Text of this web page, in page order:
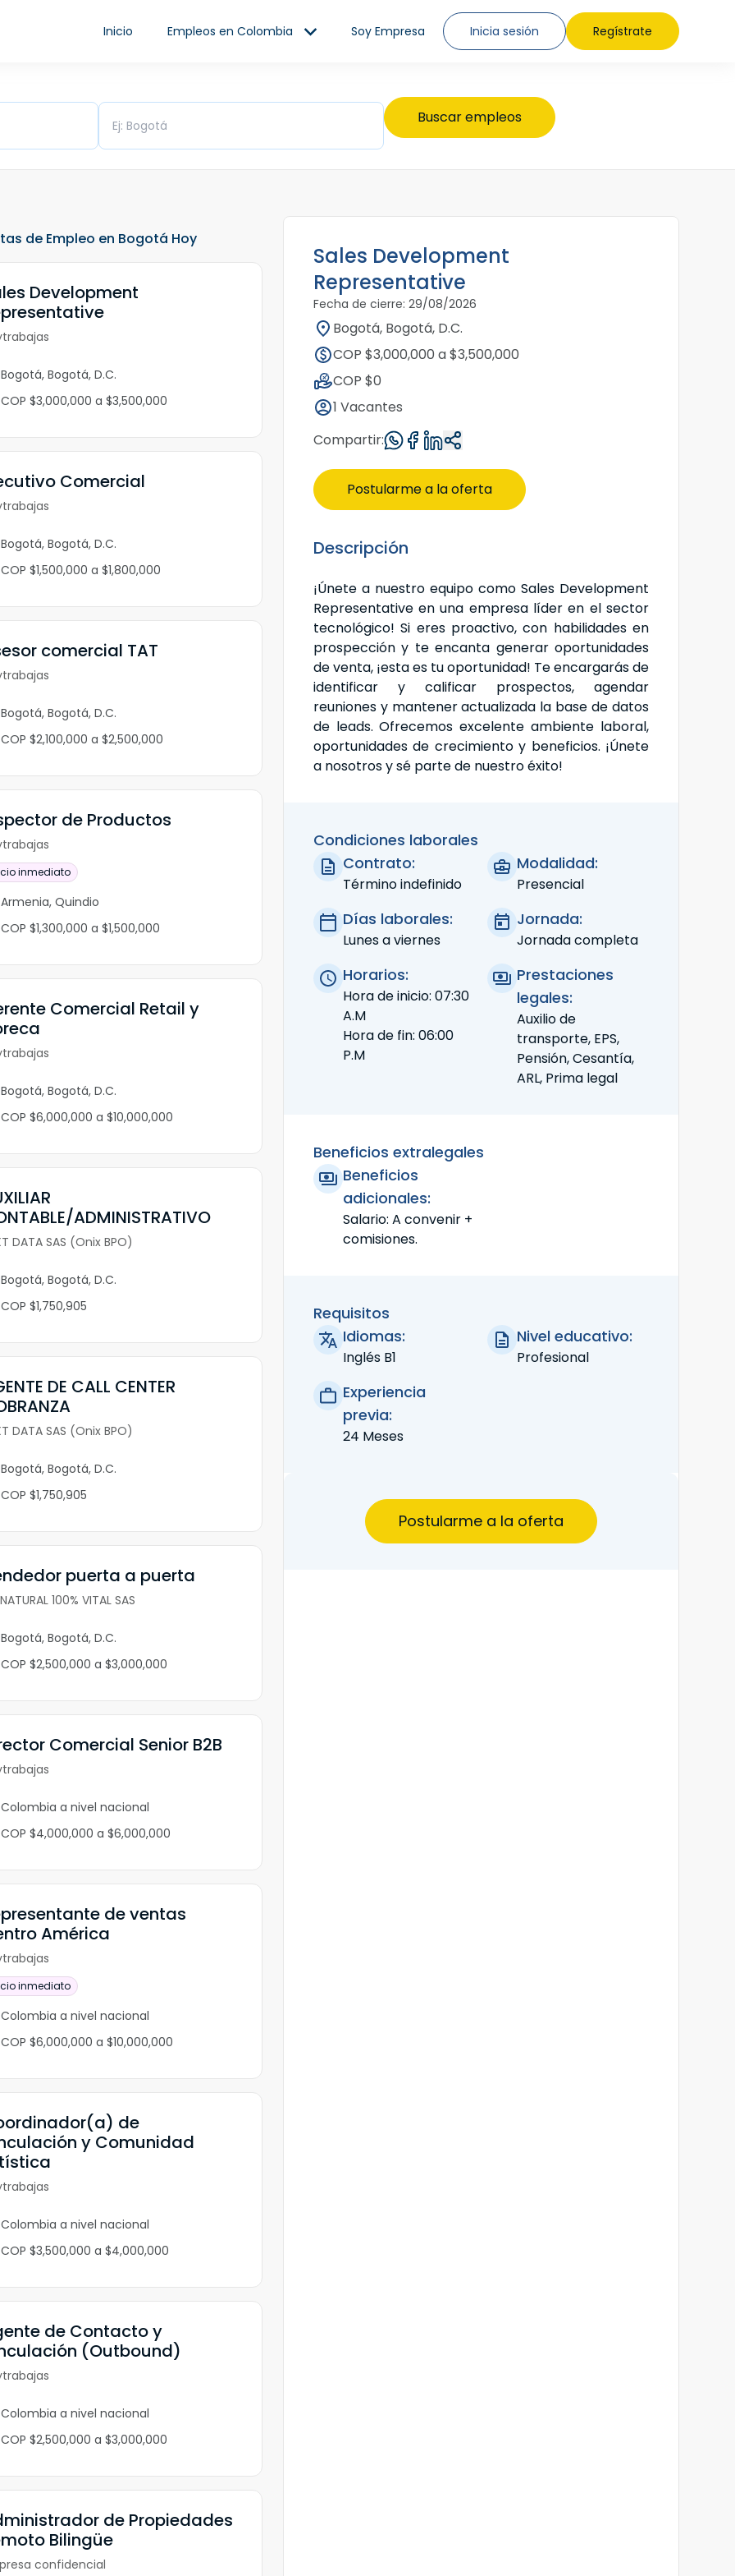
Inicio Empleos en Colombia Soy Empresa Inicia sesión Regístrate
de Empleo en Bogotá Hoy
Development
Bogotá, Bogotá, D.C.
COP $3,000,000 a $3,500,000
Comercial
Bogotá, Bogotá, D.C.
COP $1,500,000 a $1,800,000
comercial TAT
Bogotá, Bogotá, D.C.
COP $2,100,000 a $2,500,000
de Productos
inmediato
Armenia, Quindio
COP $1,300,000 a $1,500,000
Comercial Retail y
Bogotá, Bogotá, D.C.
COP $6,000,000 a $10,000,000
ADMINISTRATIVO
DATA SAS (Onix BPO)
Bogotá, Bogotá, D.C.
COP $1,750,905
DE CALL CENTER
DATA SAS (Onix BPO)
Bogotá, Bogotá, D.C.
COP $1,750,905
puerta a puerta
100% VITAL SAS
Bogotá, Bogotá, D.C.
COP $2,500,000 a $3,000,000
Comercial Senior B2B
Colombia a nivel nacional
COP $4,000,000 a $6,000,000
de ventas
América
inmediato
Colombia a nivel nacional
COP $6,000,000 a $10,000,000
de
y Comunidad
Colombia a nivel nacional
COP $3,500,000 a $4,000,000
de Contacto y
(Outbound)
Colombia a nivel nacional
COP $2,500,000 a $3,000,000
de Propiedades
Bilingüe
confidencial
Sales Development
Representative
Fecha de cierre: 29/08/2026
Bogotá, Bogotá, D.C.
COP $3,000,000 a $3,500,000
COP $0
1 Vacantes
Compartir:
Postularme a la oferta
Descripción
¡Únete a nuestro equipo como Sales Development
Representative en una empresa líder en el sector
tecnológico! Si eres proactivo, con habilidades en
prospección y te encanta generar oportunidades
de venta, ¡esta es tu oportunidad! Te encargarás de
identificar y calificar prospectos, agendar
reuniones y mantener actualizada la base de datos
de leads. Ofrecemos excelente ambiente laboral,
oportunidades de crecimiento y beneficios. ¡Únete
a nosotros y sé parte de nuestro éxito!
Condiciones laborales
Contrato:
Término indefinido
Modalidad:
Presencial
Días laborales:
Lunes a viernes
Jornada:
Jornada completa
Horarios:
Hora de inicio: 07:30
A.M
Hora de fin: 06:00
P.M
Prestaciones
legales:
Auxilio de
transporte, EPS,
Pensión, Cesantía,
ARL, Prima legal
Beneficios extralegales
Beneficios
adicionales:
Salario: A convenir +
comisiones.
Requisitos
Idiomas:
Inglés B1
Nivel educativo:
Profesional
Experiencia
previa:
24 Meses
Postularme a la oferta